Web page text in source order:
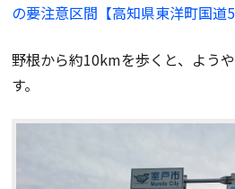
の要注意区間【高知県東洋町国道
野根から約10kmを歩くと、よう
す。